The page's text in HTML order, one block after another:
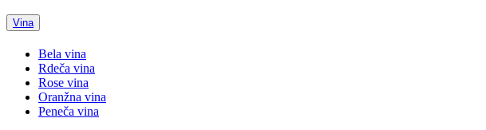
Vina
Bela vina
Rdeča vina
Rose vina
Oranžna vina
Peneča vina